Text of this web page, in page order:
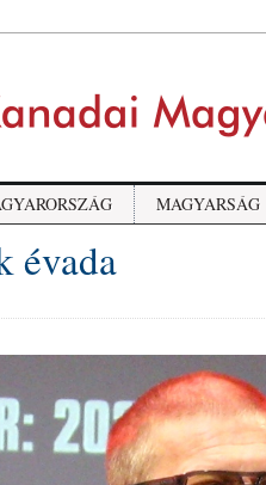
MAGYARSÁG
évada